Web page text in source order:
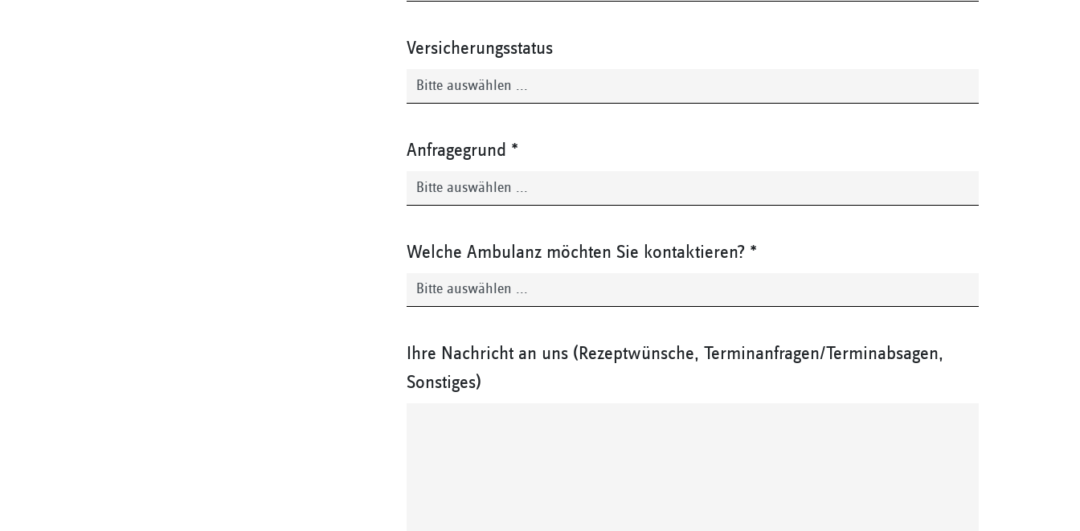
Versicherungsstatus
Anfragegrund *
Welche Ambulanz möchten Sie kontaktieren? *
Ihre Nachricht an uns (Rezeptwünsche, Terminanfragen/Terminabsagen,
Sonstiges)